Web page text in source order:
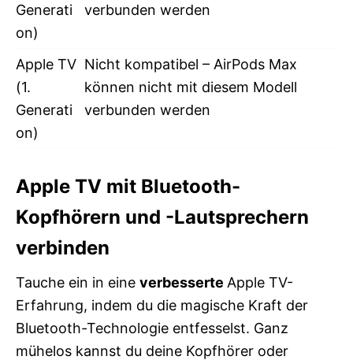
Generati
on)
verbunden werden
Apple TV
(1.
Generati
on)
Nicht kompatibel – AirPods Max
können nicht mit diesem Modell
verbunden werden
Apple TV mit Bluetooth-
Kopfhörern und -Lautsprechern
verbinden
Tauche ein in eine verbesserte Apple TV-
Erfahrung, indem du die magische Kraft der
Bluetooth-Technologie entfesselst. Ganz
mühelos kannst du deine Kopfhörer oder